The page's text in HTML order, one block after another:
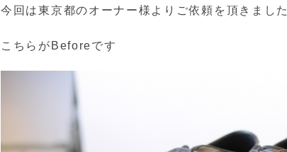
今回は東京都のオーナー様よりご依頼を頂きました
こちらがBeforeです